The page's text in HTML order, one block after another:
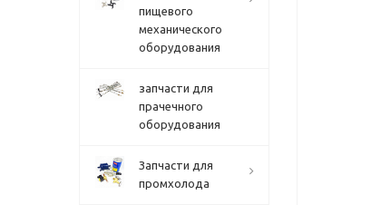
пищевого
механического
оборудования
запчасти для
прачечного
оборудования
Запчасти для
промхолода